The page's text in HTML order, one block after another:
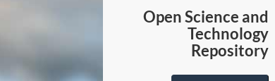
Open Science and
Technology
Repository